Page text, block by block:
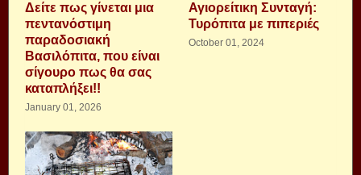
Δείτε πως γίνεται μια
πεντανόστιμη
παραδοσιακή
Βασιλόπιτα, που είναι
σίγουρο πως θα σας
καταπλήξει!!
January 01, 2026
Αγιορείτικη Συνταγή:
Τυρόπιτα με πιπεριές
October 01, 2024